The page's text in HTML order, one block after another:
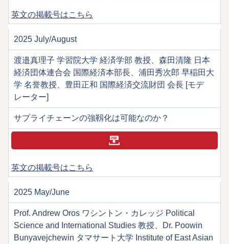
英文の掲載号はこちら
2025 July/August
渡邉真理子 学習院大学 経済学部 教授、森田清隆 日本
経済団体連合会 国際経済本部長、浦田秀次郎 早稲田大
学 名誉教授、豊田正和 国際経済交流財団 会長 [モデ
レーター]
サプライチェーンの強靱化は可能なのか？
英文の掲載号はこちら
2025 May/June
Prof. Andrew Oros ワシントン・カレッジ Political
Science and International Studies 教授、Dr. Poowin
Bunyavejchewin タマサート大学 Institute of East Asian